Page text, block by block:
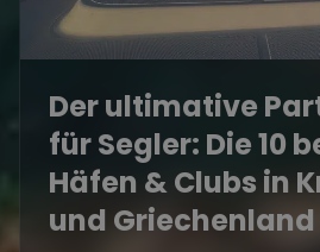
Der ultimative
für Segler: Die 10
Häfen & Clubs in
und Griechenland